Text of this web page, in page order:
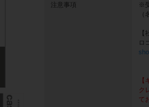
注意事項
※
ロ
ク
て